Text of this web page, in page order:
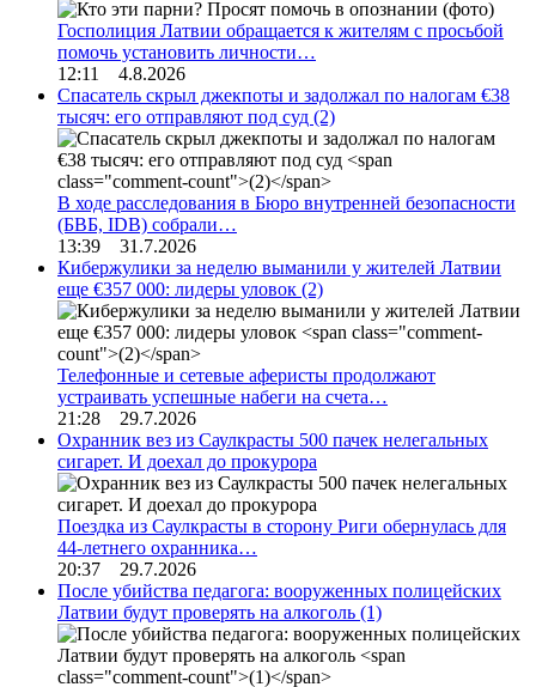
Госполиция Латвии обращается к жителям с просьбой
помочь установить личности…
12:11 4.8.2026
Спасатель скрыл джекпоты и задолжал по налогам €38
тысяч: его отправляют под суд (2)
В ходе расследования в Бюро внутренней безопасности
(БВБ, IDB) собрали…
13:39 31.7.2026
Кибержулики за неделю выманили у жителей Латвии
еще €357 000: лидеры уловок (2)
Телефонные и сетевые аферисты продолжают
устраивать успешные набеги на счета…
21:28 29.7.2026
Охранник вез из Саулкрасты 500 пачек нелегальных
сигарет. И доехал до прокурора
Поездка из Саулкрасты в сторону Риги обернулась для
44-летнего охранника…
20:37 29.7.2026
После убийства педагога: вооруженных полицейских
Латвии будут проверять на алкоголь (1)